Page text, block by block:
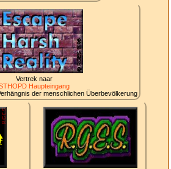
Vertrek naar
Haupteingang
der menschlichen Überbevölkerung